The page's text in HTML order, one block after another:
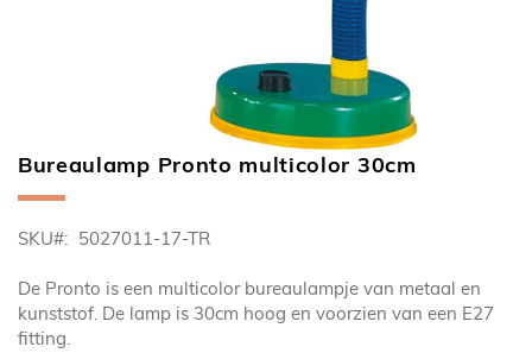
Ga
naar
begin
de
afbeeldingen-
gallerij
Bureaulamp Pronto multicolor 30cm
SKU 5027011-17-TR
De Pronto is een multicolor bureaulampje van metaal en
kunststof. De lamp is 30cm hoog en voorzien van een E27
fitting.